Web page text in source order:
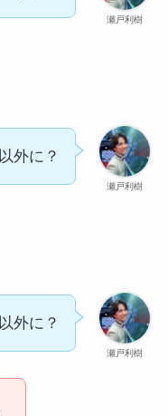
瀬戸利樹
瀬戸利樹
外に？
瀬戸利樹
外に？